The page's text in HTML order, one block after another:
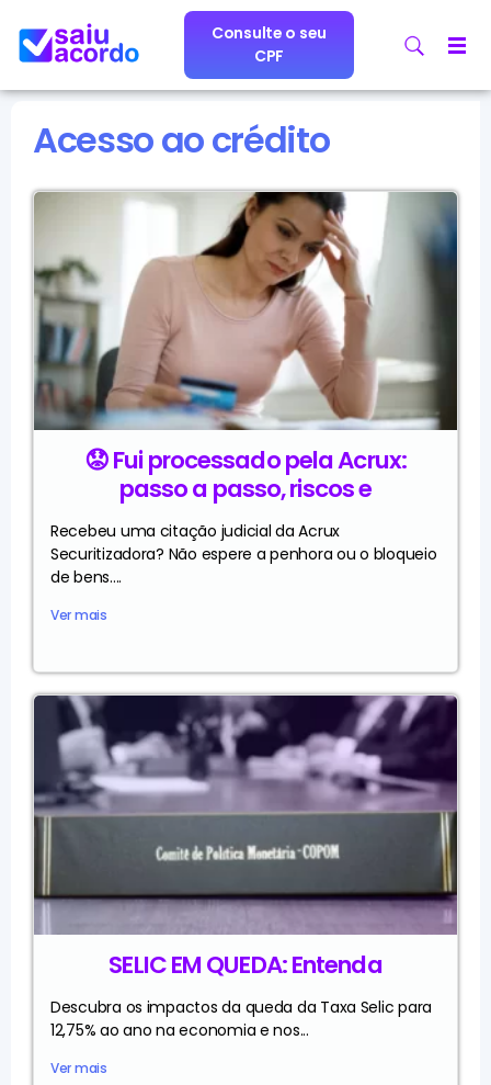
Consulte o seu
CPF
Acesso ao crédito
😟 Fui processado pela Acrux:
passo a passo, riscos e
Recebeu uma citação judicial da Acrux
Securitizadora? Não espere a penhora ou o bloqueio
de bens....
Ver mais
SELIC EM QUEDA: Entenda
Descubra os impactos da queda da Taxa Selic para
12,75% ao ano na economia e nos...
Ver mais